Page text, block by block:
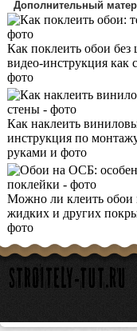
Дополнительный
Как поклеить обои
видео-инструкция как
фото
Как наклеить
инструкция по
руками и фото
Можно ли клеить обои
жидких и других
фото